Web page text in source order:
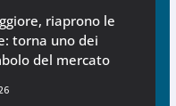
riaprono le
torna uno dei
del mercato